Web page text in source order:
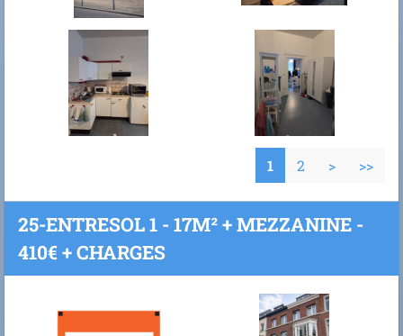
1 2 > >>
25-ENTRESOL 1 - 17M² + MEZZANINE -
410€ + CHARGES